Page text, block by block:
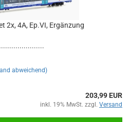
2x, 4A, Ep.VI, Ergänzung
abweichend)
203,99 EUR
inkl. 19% MwSt. zzgl. Versand